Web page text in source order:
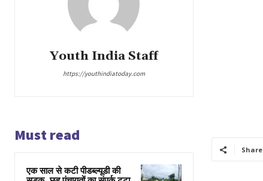
Youth India Staff
https://youthindiatoday.com
Must read
एक साल से कटी पीडब्ल्यूडी की
Share